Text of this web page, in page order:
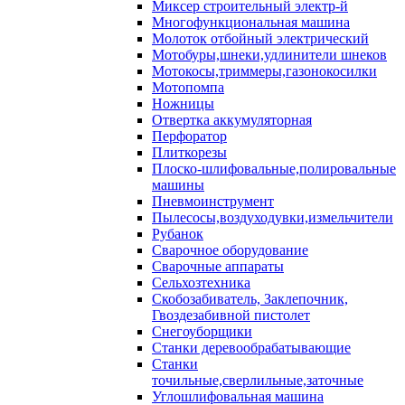
Миксер строительный электр-й
Многофункциональная машина
Молоток отбойный электрический
Мотобуры,шнеки,удлинители шнеков
Мотокосы,триммеры,газонокосилки
Мотопомпа
Ножницы
Отвертка аккумуляторная
Перфоратор
Плиткорезы
Плоско-шлифовальные,полировальные
машины
Пневмоинструмент
Пылесосы,воздуходувки,измельчители
Рубанок
Сварочное оборудование
Сварочные аппараты
Сельхозтехника
Скобозабиватель, Заклепочник,
Гвоздезабивной пистолет
Снегоуборщики
Станки деревообрабатывающие
Станки
точильные,сверлильные,заточные
Углошлифовальная машина